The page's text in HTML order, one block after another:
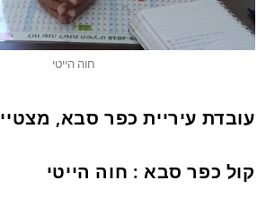
חוה הייטי
עובדת עיריית כפר סבא,
קול כפר סבא : חוה הייטי